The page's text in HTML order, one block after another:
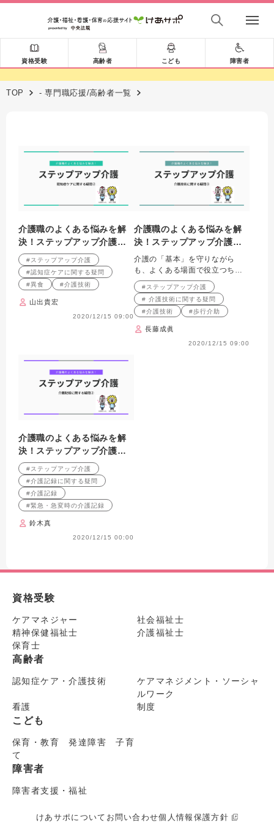
資格受験 高齢者 こども 障害者
TOP - 専門職応援/高齢者一覧
介護職のよくある悩みを解
決！ステップアップ介護
認知症ケアに関する疑問②
#ステップアップ介護
#認知症ケアに関する疑問
#異食
#介護技術
山出貴宏
2020/12/15 09:00
介護職のよくある悩みを解
決！ステップアップ介護
介護技術に関する疑問③
介護の「基本」を守りながら
も、よくある場面で役立つちょ
っとした知識や工夫をお伝えし
ます。
#ステップアップ介護
# 介護技術に関する疑問
#介護技術
#歩行介助
長藤成眞
2020/12/15 09:00
介護職のよくある悩みを解
決！ステップアップ介護
介護記録に関する疑問②
#ステップアップ介護
#介護記録に関する疑問
#介護記録
#緊急・急変時の介護記録
鈴木真
2020/12/15 00:00
資格受験
ケアマネジャー
社会福祉士
精神保健福祉士
介護福祉士
保育士
高齢者
認知症ケア・介護技術
ケアマネジメント・ソーシャ
ルワーク
看護
制度
こども
保育・教育 発達障害 子育
て
障害者
障害者支援・福祉
けあサポについて お問い合わせ個人情報保護方針